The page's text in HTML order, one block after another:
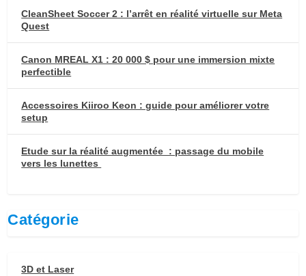
CleanSheet Soccer 2 : l’arrêt en réalité virtuelle sur Meta
Quest
Canon MREAL X1 : 20 000 $ pour une immersion mixte
perfectible
Accessoires Kiiroo Keon : guide pour améliorer votre
setup
Etude sur la réalité augmentée : passage du mobile
vers les lunettes
Catégorie
3D et Laser